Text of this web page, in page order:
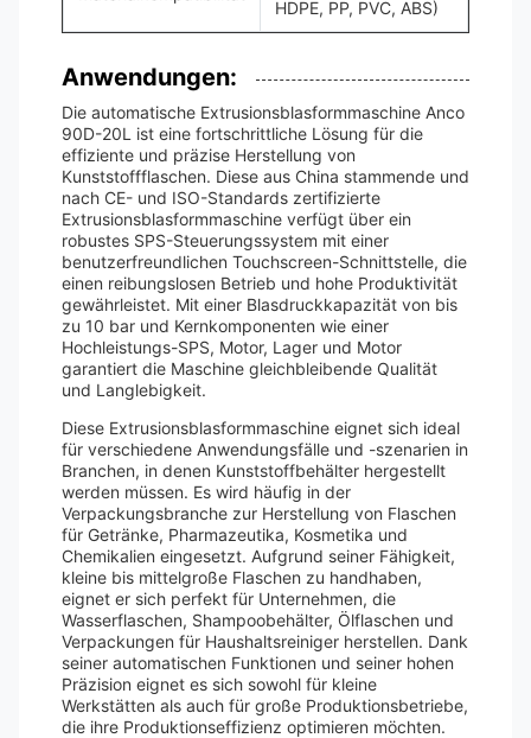
HDPE, PP, PVC, ABS)
Anwendungen:
Die automatische Extrusionsblasformmaschine Anco
90D-20L ist eine fortschrittliche Lösung für die
effiziente und präzise Herstellung von
Kunststoffflaschen. Diese aus China stammende und
nach CE- und ISO-Standards zertifizierte
Extrusionsblasformmaschine verfügt über ein
robustes SPS-Steuerungssystem mit einer
benutzerfreundlichen Touchscreen-Schnittstelle, die
einen reibungslosen Betrieb und hohe Produktivität
gewährleistet. Mit einer Blasdruckkapazität von bis
zu 10 bar und Kernkomponenten wie einer
Hochleistungs-SPS, Motor, Lager und Motor
garantiert die Maschine gleichbleibende Qualität
und Langlebigkeit.
Diese Extrusionsblasformmaschine eignet sich ideal
für verschiedene Anwendungsfälle und -szenarien in
Branchen, in denen Kunststoffbehälter hergestellt
werden müssen. Es wird häufig in der
Verpackungsbranche zur Herstellung von Flaschen
für Getränke, Pharmazeutika, Kosmetika und
Chemikalien eingesetzt. Aufgrund seiner Fähigkeit,
kleine bis mittelgroße Flaschen zu handhaben,
eignet er sich perfekt für Unternehmen, die
Wasserflaschen, Shampoobehälter, Ölflaschen und
Verpackungen für Haushaltsreiniger herstellen. Dank
seiner automatischen Funktionen und seiner hohen
Präzision eignet es sich sowohl für kleine
Werkstätten als auch für große Produktionsbetriebe,
die ihre Produktionseffizienz optimieren möchten.